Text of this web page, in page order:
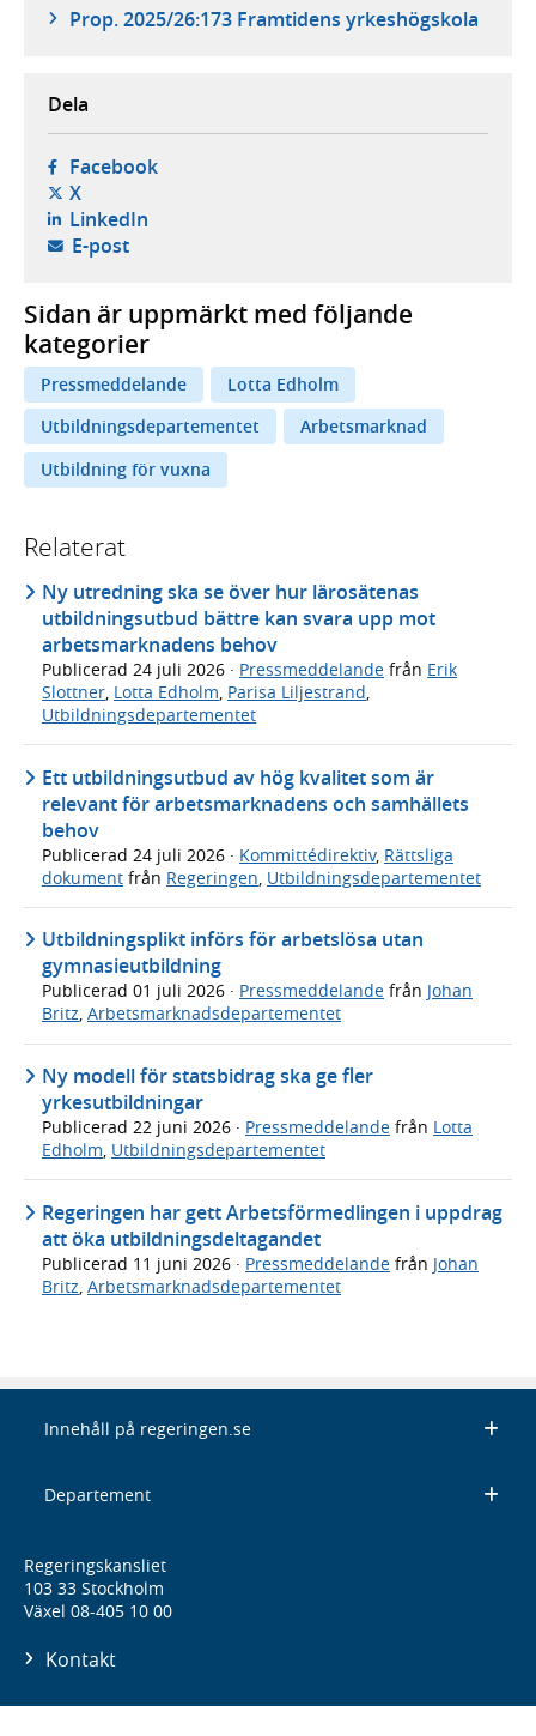
Prop. 2025/26:173 Framtidens yrkeshögskola
Dela
Facebook- öppnas i ny flik, extern webbplats,
X- öppnas i ny flik, extern webbplats,
LinkedIn- öppnas i ny flik, extern webbplats,
E-post- öppnar din e-postklient,
Sidan är uppmärkt med följande
kategorier
Pressmeddelande
Lotta Edholm
Utbildningsdepartementet
Arbetsmarknad
Utbildning för vuxna
Relaterat
Ny utredning ska se över hur lärosätenas
utbildningsutbud bättre kan svara upp mot
arbetsmarknadens behov
Publicerad 24 juli 2026 · Pressmeddelande från Erik
Slottner, Lotta Edholm, Parisa Liljestrand,
Utbildningsdepartementet
Ett utbildningsutbud av hög kvalitet som är
relevant för arbetsmarknadens och samhällets
behov
Publicerad 24 juli 2026 · Kommittédirektiv, Rättsliga
dokument från Regeringen Utbildningsdepartementet
Utbildningsplikt införs för arbetslösa utan
gymnasieutbildning
Publicerad 01 juli 2026 · Pressmeddelande från Johan
Britz, Arbetsmarknadsdepartementet
Ny modell för statsbidrag ska ge fler
yrkesutbildningar
Publicerad 22 juni 2026 · Pressmeddelande från Lotta
Edholm, Utbildningsdepartementet
Regeringen har gett Arbetsförmedlingen i uppdrag
att öka utbildningsdeltagandet
Publicerad 11 juni 2026 · Pressmeddelande från Johan
Britz Arbetsmarknadsdepartementet
Innehåll på regeringen.se
Departement
Regeringskansliet
103 33 Stockholm
Växel 08-405 10 00
Kontakt